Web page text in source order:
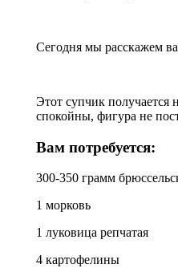
Сегодня мы расскажем
Этот супчик
спокойны, фигура не
Вам потребуется:
300-350 грамм
1 морковь
1 луковица репчатая
4 картофелины